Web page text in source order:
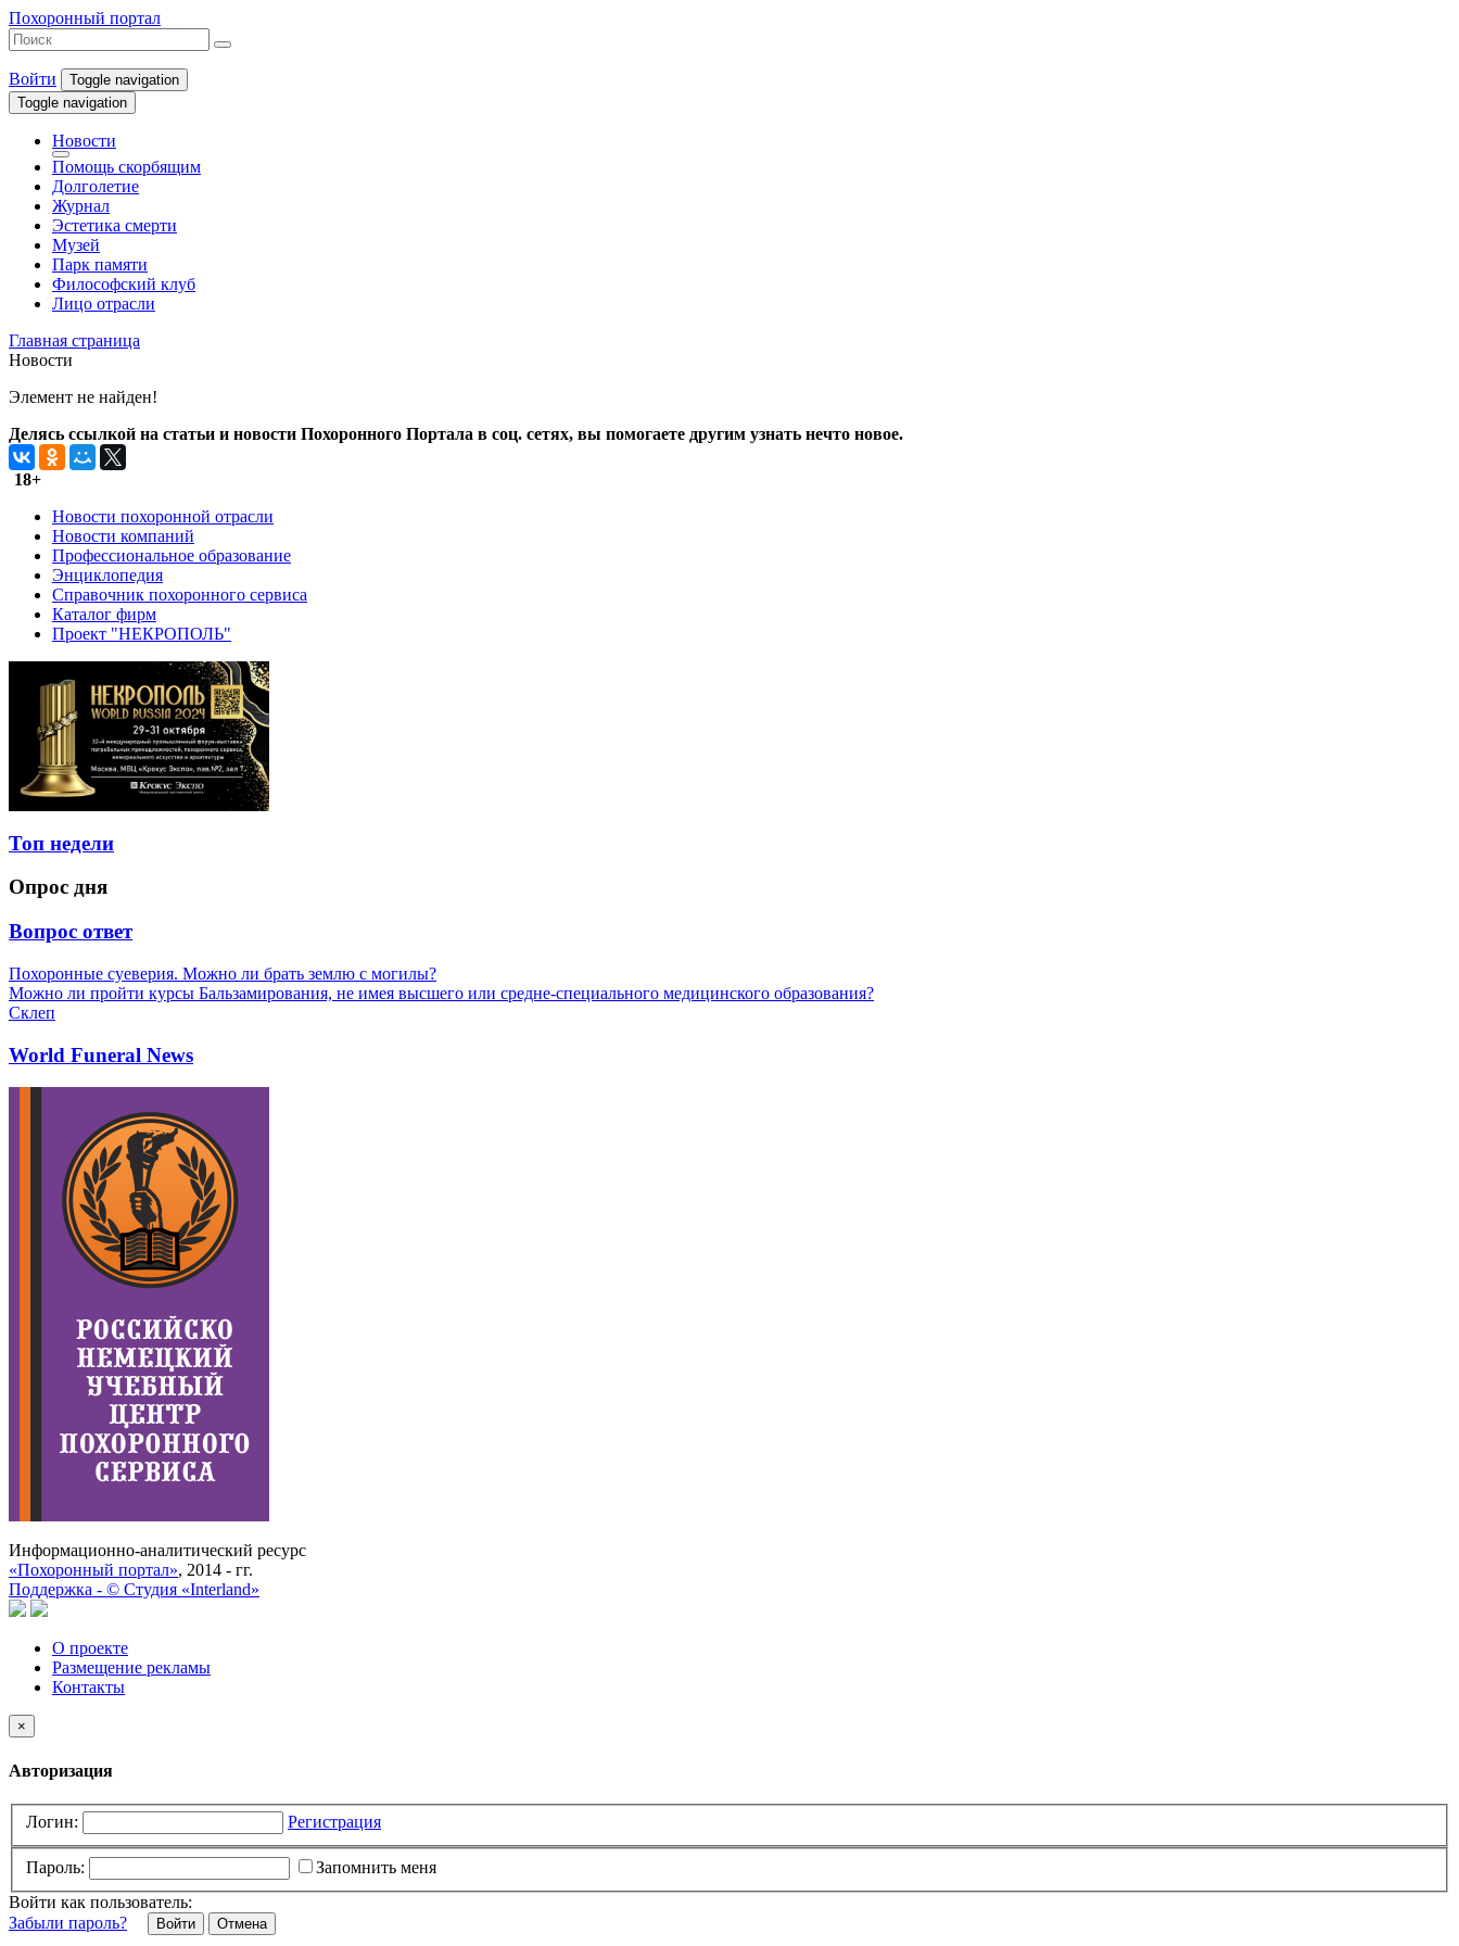
Похоронный портал
Войти
Toggle navigation
Toggle navigation
Новости
Помощь скорбящим
Долголетие
Журнал
Эстетика смерти
Музей
Парк памяти
Философский клуб
Лицо отрасли
Главная страница
Новости
Элемент не найден!
Делясь ссылкой на статьи и новости Похоронного Портала в соц. сетях, вы помогаете другим узнать нечто новое.
18+
Новости похоронной отрасли
Новости компаний
Профессиональное образование
Энциклопедия
Справочник похоронного сервиса
Каталог фирм
Проект "НЕКРОПОЛЬ"
Топ недели
Опрос дня
Вопрос ответ
Похоронные суеверия. Можно ли брать землю с могилы?
Можно ли пройти курсы Бальзамирования, не имея высшего или средне-специального медицинского образования?
Склеп
World Funeral News
Информационно-аналитический ресурс
«Похоронный портал», 2014 - гг.
Поддержка - © Cтудия «Interland»
О проекте
Размещение рекламы
Контакты
×
Авторизация
Логин: Регистрация
Пароль:
Запомнить меня
Войти как пользователь:
Забыли пароль?
Отмена